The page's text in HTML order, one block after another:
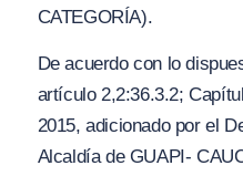
CATEGORÍA).
De acuerdo con lo
artículo 2,2:36.3.2;
2015, adicionado por el
Alcaldía de GUAPI-